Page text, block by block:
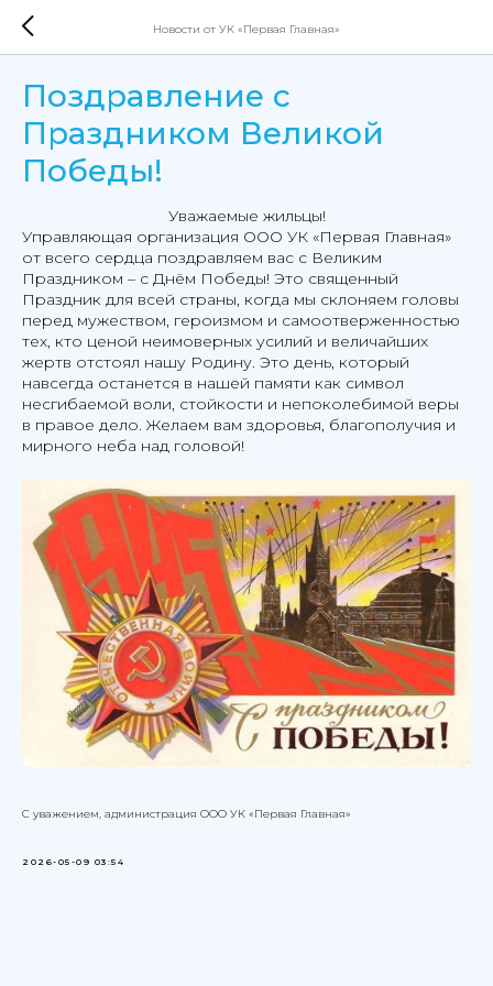
Новости от УК «Первая Главная»
Поздравление с
Праздником Великой
Победы!
Уважаемые жильцы!
Управляющая организация ООО УК «Первая Главная»
от всего сердца поздравляем вас с Великим
Праздником – с Днём Победы! Это священный
Праздник для всей страны, когда мы склоняем головы
перед мужеством, героизмом и самоотверженностью
тех, кто ценой неимоверных усилий и величайших
жертв отстоял нашу Родину. Это день, который
навсегда останется в нашей памяти как символ
несгибаемой воли, стойкости и непоколебимой веры
в правое дело. Желаем вам здоровья, благополучия и
мирного неба над головой!
С уважением, администрация ООО УК «Первая Главная»
2026-05-09 03:54